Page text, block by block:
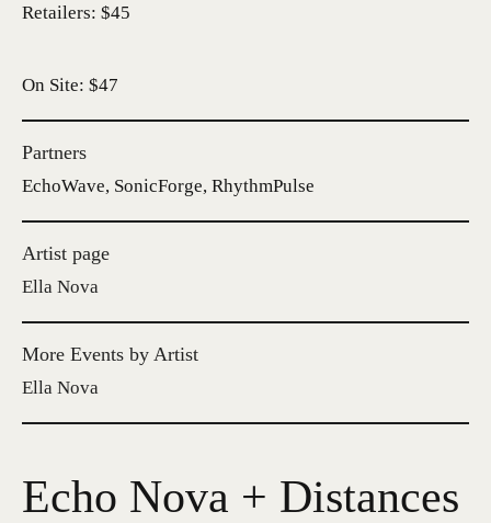
Retailers: $45
On Site: $47
Partners
EchoWave, SonicForge, RhythmPulse
Artist page
Ella Nova
More Events by Artist
Ella Nova
Echo Nova + Distances